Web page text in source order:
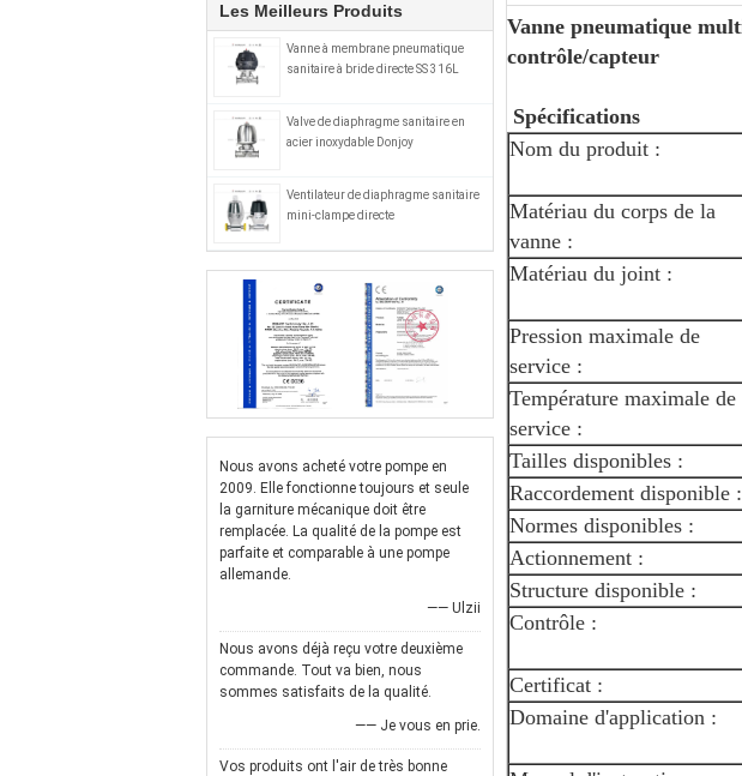
Les Meilleurs Produits
Vanne à membrane pneumatique
sanitaire à bride directe SS 316L
Valve de diaphragme sanitaire en
acier inoxydable Donjoy
Ventilateur de diaphragme sanitaire
mini-clampe directe
Nous avons acheté votre pompe en
2009. Elle fonctionne toujours et seule
la garniture mécanique doit être
remplacée. La qualité de la pompe est
parfaite et comparable à une pompe
allemande.
—— Ulzii
Nous avons déjà reçu votre deuxième
commande. Tout va bien, nous
sommes satisfaits de la qualité.
—— Je vous en prie.
Vos produits ont l'air de très bonne
Vanne pneumatique
contrôle/capteur
Spécifications
Nom du produit :
Matériau du corps de la
vanne :
Matériau du joint :
Pression maximale de
service :
Température maximale de
service :
Tailles disponibles :
Raccordement disponible :
Normes disponibles :
Actionnement :
Structure disponible :
Contrôle :
Certificat :
Domaine d'application :